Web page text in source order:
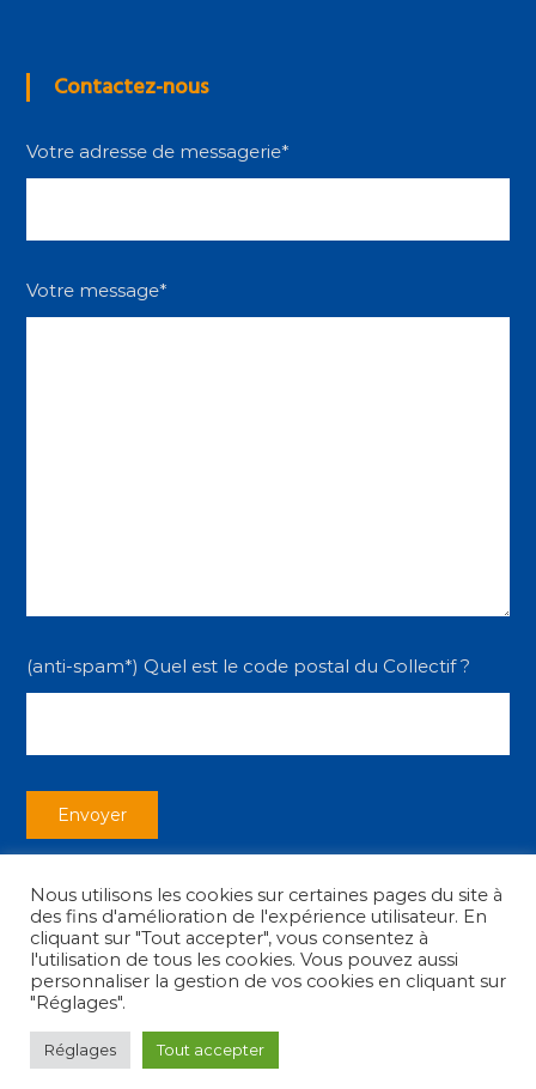
Contactez-nous
Votre adresse de messagerie*
Votre message*
(anti-spam*) Quel est le code postal du Collectif ?
Copyright © 2026Collectif des Associations|Mentions légales
facebook
Nous utilisons les cookies sur certaines pages du site à
des fins d'amélioration de l'expérience utilisateur. En
cliquant sur "Tout accepter", vous consentez à
l'utilisation de tous les cookies. Vous pouvez aussi
personnaliser la gestion de vos cookies en cliquant sur
"Réglages".
Réglages Tout accepter